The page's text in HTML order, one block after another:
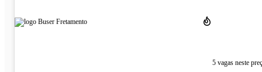
5 vagas neste